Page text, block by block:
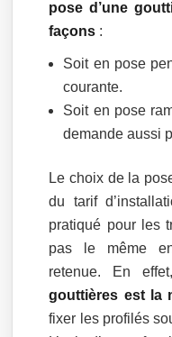
pose d’une
façons :
Soit en pose
courante.
Soit en pose
demande aussi
Le choix de la
du tarif
pratiqué pour les
pas le même
retenue. En
gouttières est la
fixer les profilés